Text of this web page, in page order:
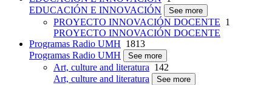
EDUCACIÓN E INNOVACIÓN
See more
PROYECTO INNOVACIÓN DOCENTE 1
PROYECTO INNOVACIÓN DOCENTE
Programas Radio UMH 1813
Programas Radio UMH
See more
Art, culture and literatura 142
Art, culture and literatura
See more